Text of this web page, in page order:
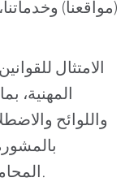
(مواقعنا)
الامتثال
المهنية،
واللوائح
المحامين أو المتخصصين في الضرائب.